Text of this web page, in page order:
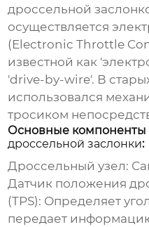
дроссельной
осуществляется
(Electronic Throttle
известной как
'drive-by-wire'. В
использовался
тросиком
Основные компоненты
дроссельной заслонки:
Дроссельный узел:
Датчик положения
(TPS): Определяет
передает